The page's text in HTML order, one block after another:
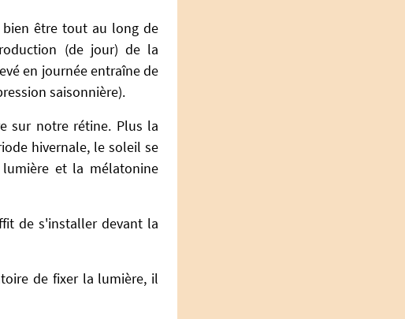
être tout au long de
(de jour) de la
en journée entraîne de
saisonnière).
sur notre rétine. Plus la
hivernale, le soleil se
et la mélatonine
de s'installer devant la
de fixer la lumière, il